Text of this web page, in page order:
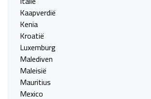
Kaapverdië
Kenia
Kroatië
Luxemburg
Malediven
Maleisië
Mauritius
Mexico
Angela Hotel & Apartments
Corfu, Gouvia
24 sep. - 01 okt.